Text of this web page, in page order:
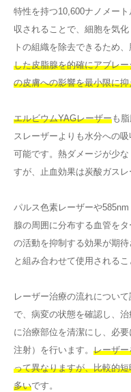
特性を持つ10,600ナノメー
収されることで、細胞を気
トの組織を除去できるため
した皮脂腺を的確にアブレ
の皮膚への影響を最小限に
エルビウムYAGレーザーも
スレーザーよりも水分への
可能です。熱ダメージが少
すが、止血効果は炭酸ガスレ
パルス色素レーザーや
腺の周囲に分布する血管を
の活動を抑制する効果が期
と組み合わせて使用されるこ
レーザー治療の流れについ
で、病変の状態を確認し、
に治療部位を清潔にし、必
注射）を行います。 レーザ
って異なりますが、比較的
多いです。